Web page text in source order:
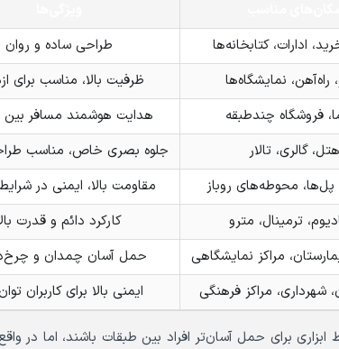
ادارات، کتابخانه‌ها
طراحی ساده و روان
راه‌آهن، نمایشگاه‌ها
ظرفیت بالا، مناسب برای
فروشگاه چندطبقه
هدایت هوشمند مسافر بین
هتل، گالری، تالار
جلوه بصری خاص، مناسب
پل‌ها، محوطه‌های روباز
مقاومت بالا، ایمنی در
ترمینال، مترو
کارکرد دائم و قدرت
مراکز نمایشگاهی
حمل آسان چمدان و
شهرداری، مراکز فرهنگی ایمنی بالا برای کاربران
ابزاری برای حمل آسان‌تر افراد بین طبقات باشند، اما